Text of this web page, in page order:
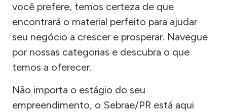
você prefere, temos certeza de que
encontrará o material perfeito para ajudar
seu negócio a crescer e prosperar. Navegue
por nossas categorias e descubra o que
temos a oferecer.
Não importa o estágio do seu
empreendimento, o Sebrae/PR está aqui